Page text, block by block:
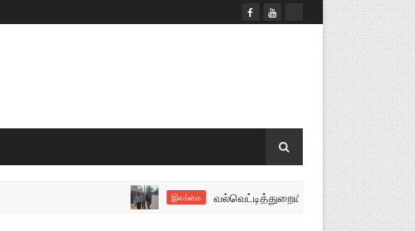
இலங்கை வல்வெட்டித்துறையில் குட்டிமணி தங்கத்துரை